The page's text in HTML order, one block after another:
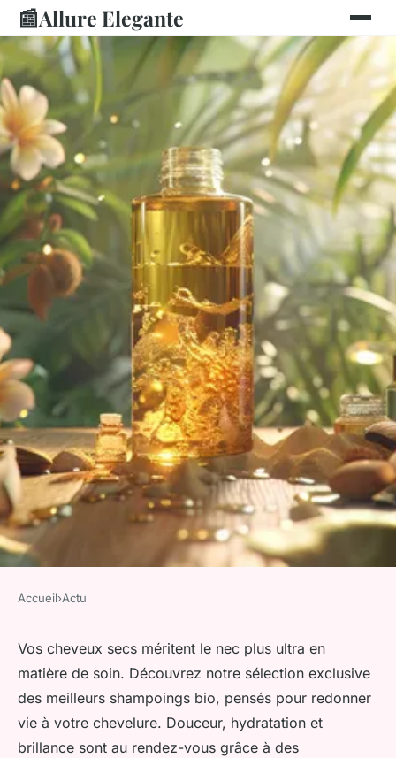
📰Allure Elegante
Top shampoing bio pour
cheveux secs
Iris• 22 juin 2024•3 min de lecture
Accueil›Actu
Vos cheveux secs méritent le nec plus ultra en
matière de soin. Découvrez notre sélection exclusive
des meilleurs shampoings bio, pensés pour redonner
vie à votre chevelure. Douceur, hydratation et
brillance sont au rendez-vous grâce à des